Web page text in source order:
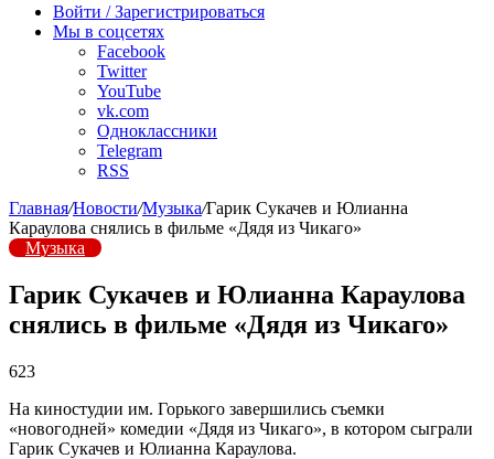
радио
Войти / Зарегистрироваться
Мы в соцсетях
Facebook
Twitter
YouTube
vk.com
Одноклассники
Telegram
RSS
Главная/Новости/Музыка/Гарик Сукачев и Юлианна
Караулова снялись в фильме «Дядя из Чикаго»
Музыка
Гарик Сукачев и Юлианна Караулова
снялись в фильме «Дядя из Чикаго»
623
На киностудии им. Горького завершились съемки
«новогодней» комедии «Дядя из Чикаго», в котором сыграли
Гарик Сукачев и Юлианна Караулова.